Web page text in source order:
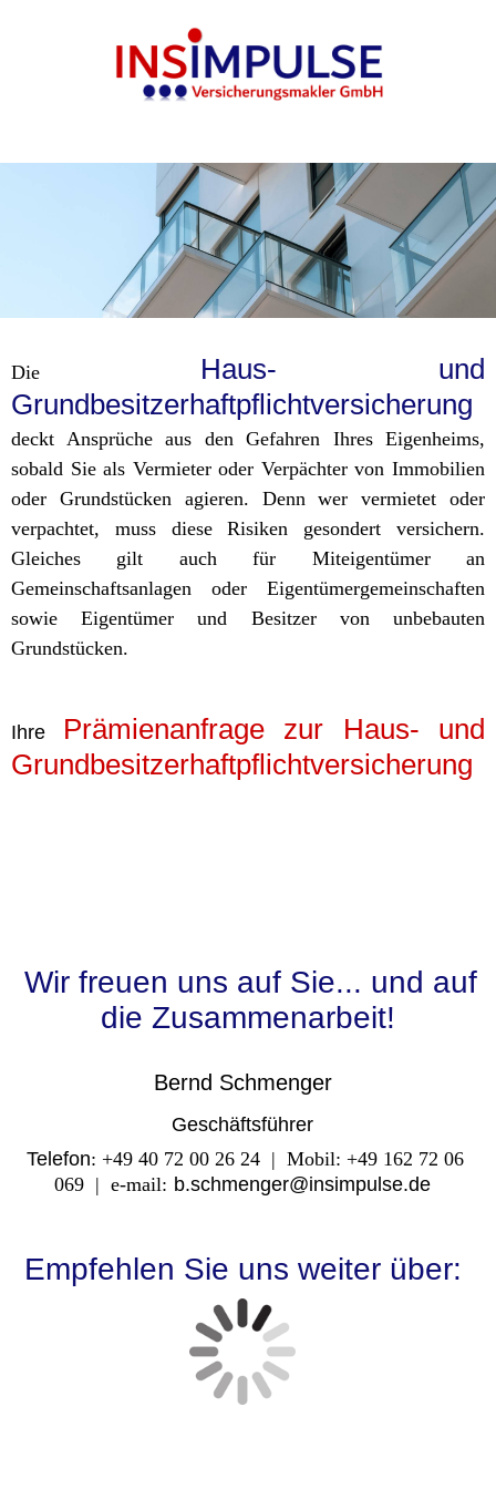
Die
Haus- und
Grundbesitzerhaftpflichtversicherung
deckt Ansprüche aus den Gefahren Ihres Eigenheims,
sobald Sie als Vermieter oder Verpächter von Immobilien
oder Grundstücken agieren. Denn wer vermietet oder
verpachtet, muss diese Risiken gesondert versichern.
Gleiches gilt auch für Miteigentümer an
Gemeinschaftsanlagen oder Eigentümergemeinschaften
sowie Eigentümer und Besitzer von unbebauten
Grundstücken.
Ihre
Prämienanfrage zur Haus- und
Grundbesitzerhaftpflichtversicherung
Wir freuen uns auf Sie... und auf
die Zusammenarbeit!
Bernd Schmenger
Geschäftsführer
Telefon: +49 40 72 00 26 24 | Mobil: +49 162 72 06
069 | e-mail: b.schmenger@insimpulse.de
Empfehlen Sie uns weiter über: